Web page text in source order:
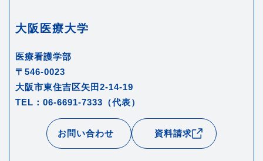
大阪医療大学
医療看護学部
〒546-0023
大阪市東住吉区矢田2-14-19
TEL：06-6691-7333（代表）
お問い合わせ 資料請求